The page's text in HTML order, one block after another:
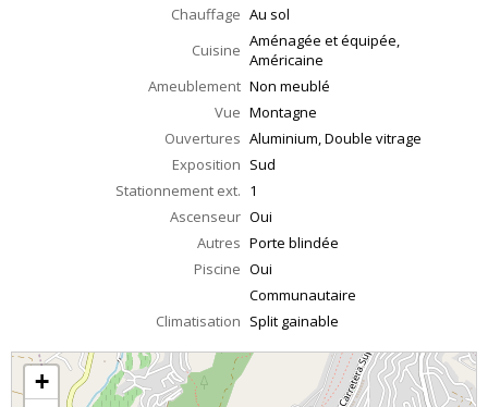
Chauffage Au sol
Cuisine Aménagée et équipée,
Américaine
Ameublement Non meublé
Vue Montagne
Ouvertures Aluminium, Double vitrage
Exposition Sud
Stationnement ext. 1
Ascenseur Oui
Autres Porte blindée
Piscine Oui
Communautaire
Climatisation Split gainable
+